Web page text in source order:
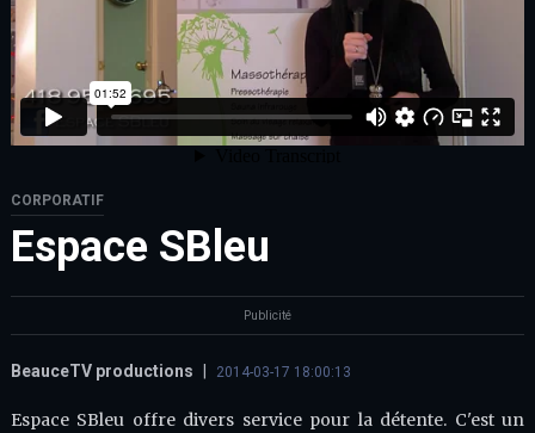
CORPORATIF
Espace SBleu
Publicité
BeauceTV productions 2014-03-17 18:00:13
Espace SBleu offre divers service pour la détente. C'est un